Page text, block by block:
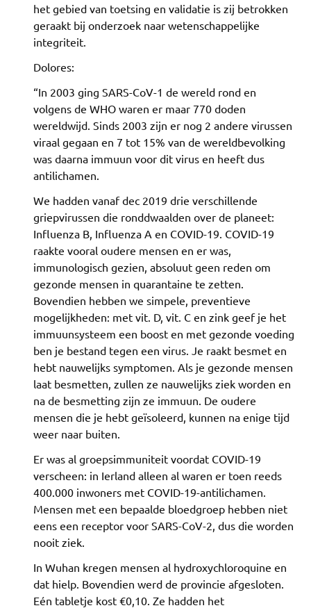
het gebied van toetsing en validatie is zij betrokken
geraakt bij onderzoek naar wetenschappelijke
integriteit.
Dolores:
“In 2003 ging SARS-CoV-1 de wereld rond en
volgens de WHO waren er maar 770 doden
wereldwijd. Sinds 2003 zijn er nog 2 andere virussen
viraal gegaan en 7 tot 15% van de wereldbevolking
was daarna immuun voor dit virus en heeft dus
antilichamen.
We hadden vanaf dec 2019 drie verschillende
griepvirussen die ronddwaalden over de planeet:
Influenza B, Influenza A en COVID-19. COVID-19
raakte vooral oudere mensen en er was,
immunologisch gezien, absoluut geen reden om
gezonde mensen in quarantaine te zetten.
Bovendien hebben we simpele, preventieve
mogelijkheden: met vit. D, vit. C en zink geef je het
immuunsysteem een boost en met gezonde voeding
ben je bestand tegen een virus. Je raakt besmet en
hebt nauwelijks symptomen. Als je gezonde mensen
laat besmetten, zullen ze nauwelijks ziek worden en
na de besmetting zijn ze immuun. De oudere
mensen die je hebt geïsoleerd, kunnen na enige tijd
weer naar buiten.
Er was al groepsimmuniteit voordat COVID-19
verscheen: in Ierland alleen al waren er toen reeds
400.000 inwoners met COVID-19-antilichamen.
Mensen met een bepaalde bloedgroep hebben niet
eens een receptor voor SARS-CoV-2, dus die worden
nooit ziek.
In Wuhan kregen mensen al hydroxychloroquine en
dat hielp. Bovendien werd de provincie afgesloten.
Eén tabletje kost €0,10. Ze hadden het